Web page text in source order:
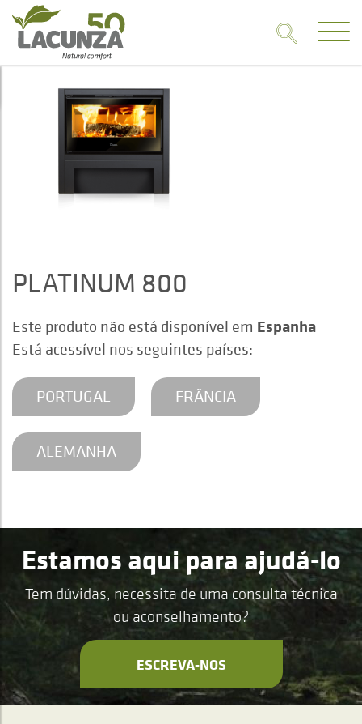
PLATINUM 800
Este produto não está disponível em Espanha
Está acessível nos seguintes países:
PORTUGAL FRÃNCIA
ALEMANHA
Estamos aqui para ajudá-lo
Tem dúvidas, necessita de uma consulta técnica
ou aconselhamento?
ESCREVA-NOS